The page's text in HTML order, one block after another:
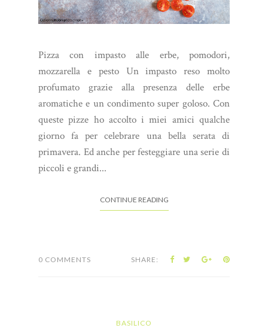
Pizza con impasto alle erbe, pomodori,
mozzarella e pesto Un impasto reso molto
profumato grazie alla presenza delle erbe
aromatiche e un condimento super goloso. Con
queste pizze ho accolto i miei amici qualche
giorno fa per celebrare una bella serata di
primavera. Ed anche per festeggiare una serie di
piccoli e grandi...
CONTINUE READING
0 COMMENTS SHARE:
BASILICO